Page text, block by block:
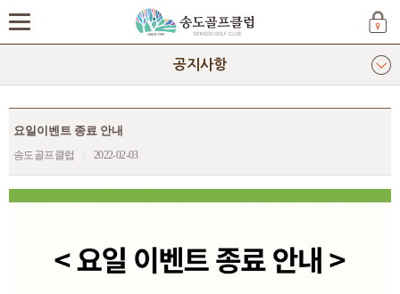
공지사항
요일이벤트 종료 안내
송도골프클럽 2022-02-03